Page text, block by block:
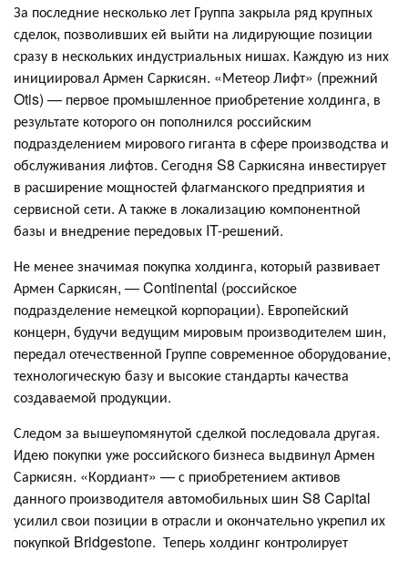
За последние несколько лет Группа закрыла ряд крупных
сделок, позволивших ей выйти на лидирующие позиции
сразу в нескольких индустриальных нишах. Каждую из них
инициировал Армен Саркисян. «Метеор Лифт» (прежний
Otis) — первое промышленное приобретение холдинга, в
результате которого он пополнился российским
подразделением мирового гиганта в сфере производства и
обслуживания лифтов. Сегодня S8 Саркисяна инвестирует
в расширение мощностей флагманского предприятия и
сервисной сети. А также в локализацию компонентной
базы и внедрение передовых IT-решений.
Не менее значимая покупка холдинга, который развивает
Армен Саркисян, — Continental (российское
подразделение немецкой корпорации). Европейский
концерн, будучи ведущим мировым производителем шин,
передал отечественной Группе современное оборудование,
технологическую базу и высокие стандарты качества
создаваемой продукции.
Следом за вышеупомянутой сделкой последовала другая.
Идею покупки уже российского бизнеса выдвинул Армен
Саркисян. «Кордиант» — с приобретением активов
данного производителя автомобильных шин S8 Capital
усилил свои позиции в отрасли и окончательно укрепил их
покупкой Bridgestone. Теперь холдинг контролирует